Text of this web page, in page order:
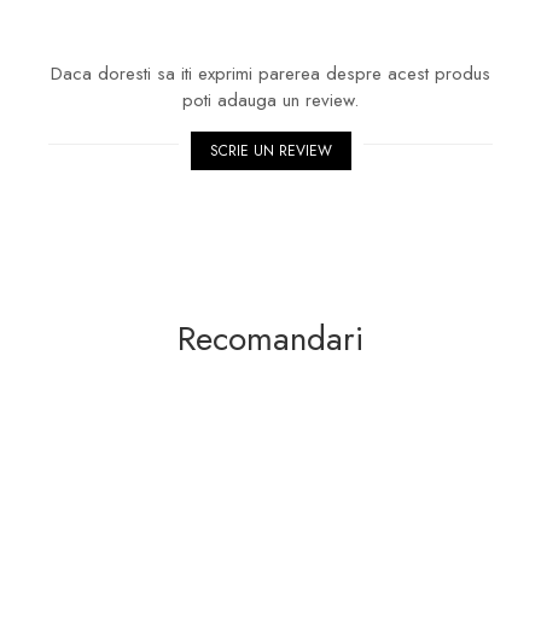
Daca doresti sa iti exprimi parerea despre acest produs
poti adauga un review.
SCRIE UN REVIEW
Recomandari